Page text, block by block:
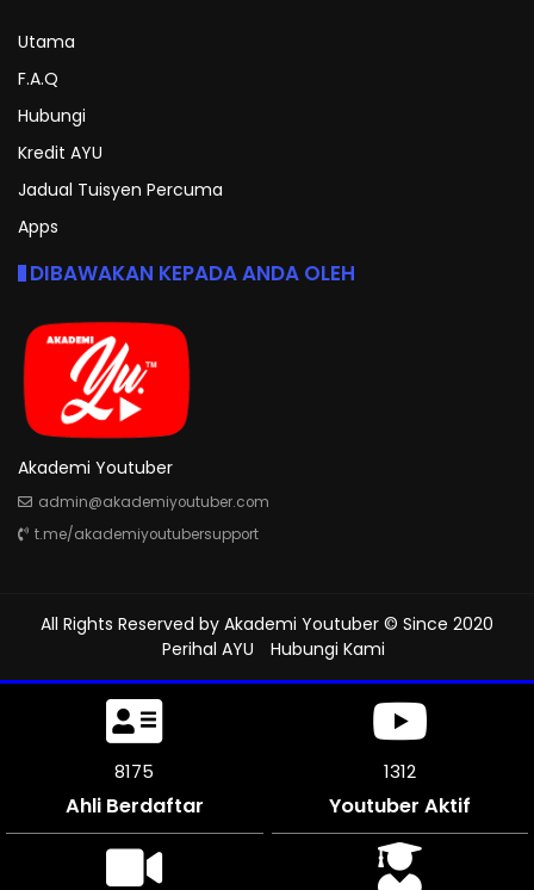
Utama
F.A.Q
Hubungi
Kredit AYU
Jadual Tuisyen Percuma
Apps
DIBAWAKAN KEPADA ANDA OLEH
Akademi Youtuber
admin@akademiyoutuber.com
t.me/akademiyoutubersupport
All Rights Reserved by Akademi Youtuber © Since 2020
Perihal AYU
Hubungi Kami
8595
Ahli Berdaftar
1312
Youtuber Aktif